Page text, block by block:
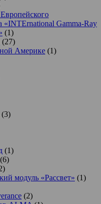
«INTErnational Gamma-Ray
(1)
(27)
Америке (1)
(3)
(1)
(6)
модуль «Рассвет» (1)
(2)